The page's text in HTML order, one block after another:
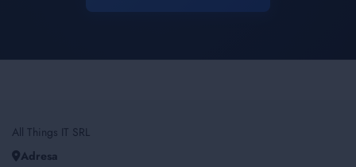
All Things IT SRL
Adresa